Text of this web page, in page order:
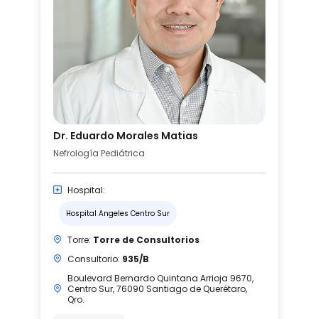
Dr. Eduardo Morales Matias
Nefrología Pediátrica
Hospital:
Hospital Angeles Centro Sur
Torre: Torre de Consultorios
Consultorio: 935/B
Boulevard Bernardo Quintana Arrioja 9670,
Centro Sur, 76090 Santiago de Querétaro,
Qro.